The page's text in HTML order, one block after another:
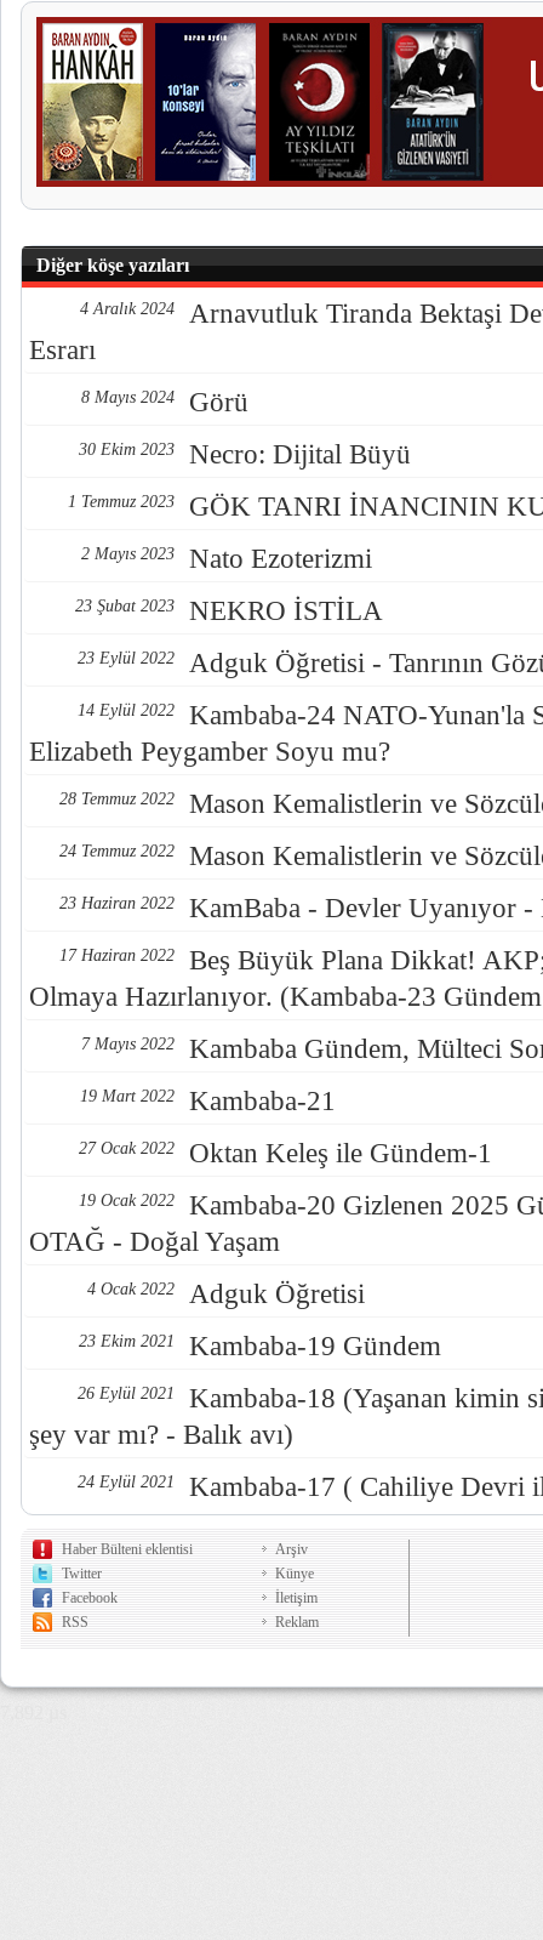
Diğer köşe yazıları
4 Aralık 2024
Arnavutluk Tiranda Bektaşi
Esrarı
8 Mayıs 2024 Görü
30 Ekim 2023 Necro: Dijital Büyü
1 Temmuz 2023 GÖK TANRI İNANCININ
2 Mayıs 2023 Nato Ezoterizmi
23 Şubat 2023 NEKRO İSTİLA
23 Eylül 2022 Adguk Öğretisi - Tanrının
14 Eylül 2022
Kambaba-24 NATO-Yunan'la
Elizabeth Peygamber Soyu mu?
28 Temmuz 2022 Mason Kemalistlerin ve
24 Temmuz 2022 Mason Kemalistlerin ve
23 Haziran 2022 KamBaba - Devler Uyanıyor
17 Haziran 2022
Beş Büyük Plana Dikkat!
Olmaya Hazırlanıyor. (Kambaba-23
7 Mayıs 2022 Kambaba Gündem, Mülteci
19 Mart 2022 Kambaba-21
27 Ocak 2022 Oktan Keleş ile Gündem-1
19 Ocak 2022
Kambaba-20 Gizlenen 2025
OTAĞ - Doğal Yaşam
4 Ocak 2022 Adguk Öğretisi
23 Ekim 2021 Kambaba-19 Gündem
26 Eylül 2021
Kambaba-18 (Yaşanan kimin
şey var mı? - Balık avı)
24 Eylül 2021 Kambaba-17 ( Cahiliye Devri
Haber Bülteni eklentisi
Twitter
Facebook
RSS
Arşiv
Künye
İletişim
Reklam